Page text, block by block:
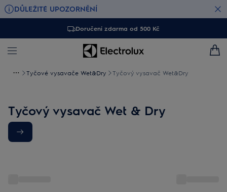
DŮLEŽITÉ UPOZORNĚNÍ
Doručení zdarma od 500 Kč
Tyčové vysavače Wet&Dry Tyčový vysavač Wet&Dry
Tyčový vysavač Wet & Dry